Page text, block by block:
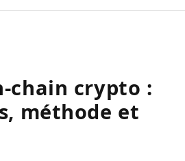
chain crypto :
méthode et